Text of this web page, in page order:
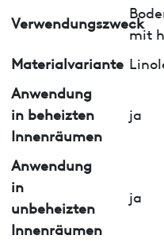
Verwendungszweck
mit
Materialvariante
Anwendung
in beheizten
Innenräumen
ja
Anwendung
in
unbeheizten
Innenräumen
ja